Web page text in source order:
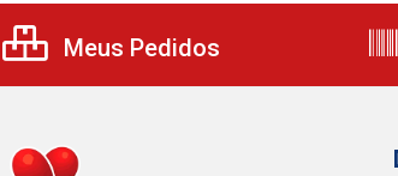
Meus Pedidos